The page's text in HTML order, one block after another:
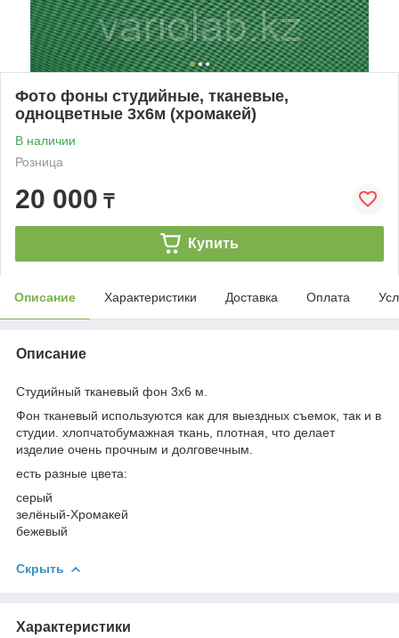
Фото фоны студийные, тканевые,
одноцветные 3х6м (хромакей)
В наличии
Розница
20 000 ₸
Купить
Описание Характеристики Доставка Оплата
Описание
Студийный тканевый фон 3х6 м.
Фон тканевый используются как для выездных съемок, так и в
студии. хлопчатобумажная ткань, плотная, что делает
изделие очень прочным и долговечным.
есть разные цвета:
серый
зелёный-Хромакей
бежевый
Скрыть
Характеристики